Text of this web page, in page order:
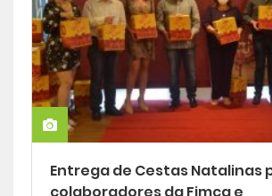
Clínicas de Atendimento
Bolsas e Benefícios
Entrega de Cestas Natalinas
colaboradores da Fimca e